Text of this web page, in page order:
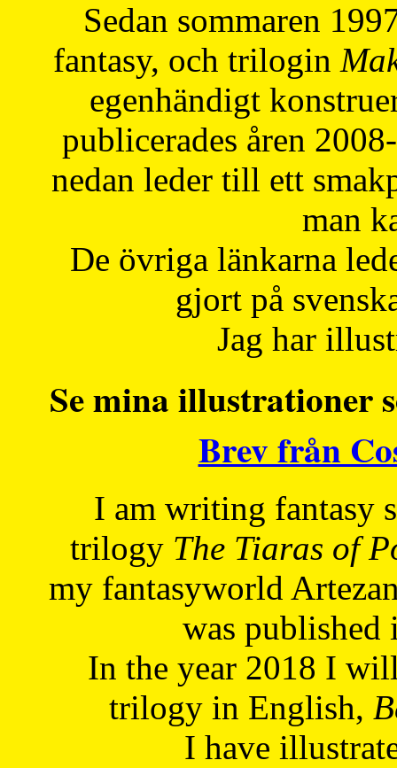
Sedan sommaren
fantasy, och trilogin
egenhändigt
publicerades åren
nedan leder till ett
man
De övriga länkarna
gjort på
Jag har
Se mina illustrationer
Brev från
I am writing fantasy
trilogy The Tiaras of
my fantasyworld
was published
In the year 2018 I
trilogy in English,
I have